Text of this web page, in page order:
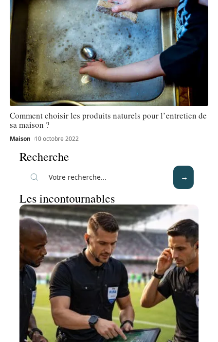
Comment choisir les produits naturels pour l’entretien de
sa maison ?
Maison 10 octobre 2022
Recherche
Les incontournables